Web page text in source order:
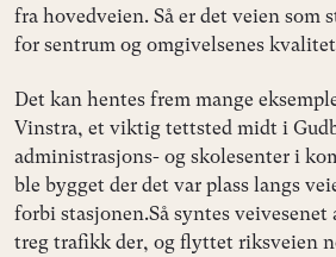
fra hovedveien. Så er det veien som
for sentrum og omgivelsenes
Det kan hentes frem mange
Vinstra, et viktig tettsted midt i
administrasjons- og skolesenter i
ble bygget der det var plass langs
forbi stasjonen.Så syntes
treg trafikk der, og flyttet riksveien